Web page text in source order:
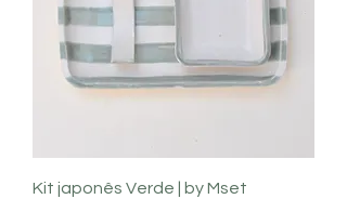
Kit japonês Verde | by Mset